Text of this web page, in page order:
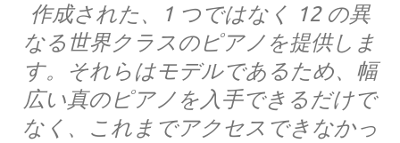
作成された、1 つではなく 12 の異
なる世界クラスのピアノを提供しま
す。それらはモデルであるため、幅
広い真のピアノを入手できるだけで
なく、これまでアクセスできなかっ